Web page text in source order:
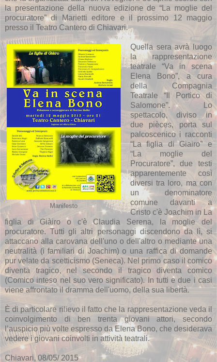
la presentazione della nuova edizione de “La moglie del
procuratore” di Marietti editore e il prossimo 12 maggio
presso il Teatro Cantero di Chiavari.
Manifesto
Quella sera avrà luogo
la rappresentazione
teatrale “Va in scena
Elena Bono”, a cura
della Compagnia
Teatrale “Il Portico di
Salomone”. Lo
spettacolo, diviso in
due pièces, porta sul
palcoscenico i racconti
“La figlia di Giairo” e
“La moglie del
Procuratore”, due testi
apparentemente così
diversi tra loro, ma con
un denominatore
comune davanti a
Cristo c'è Joachim in La
figlia di Giàiro o c'è Claudia Serena, la moglie del
procuratore. Tutti gli altri personaggi discendono da lì, si
attaccano alla carovana dell'uno o dell'altro o mediante una
neutralità (i familiari di Joachim) o una raffica di domande
pur velate da scetticismo (Seneca). Nel primo caso il comico
diventa tragico, nel secondo il tragico diventa comico
(Comico inteso nel suo vero significato). In tutti e due i casi
viene affrontato il dramma dell'uomo, della sua libertà.
È di particolare rilievo il fatto che la rappresentazione veda il
coinvolgimento di ben trenta giovani attori, secondo
l’auspicio più volte espresso da Elena Bono, che desiderava
vedere i giovani coinvolti in attività teatrali.
Chiavari, 08/05/ 2015